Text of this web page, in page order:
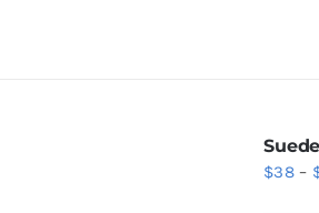
$38 –